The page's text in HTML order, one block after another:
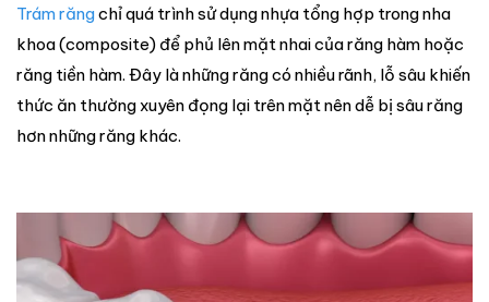
Trám răngchỉ quá trình sử dụng nhựa tổng hợp trong nha
khoa (composite) để phủ lên mặt nhai của răng hàm hoặc
răng tiền hàm. Đây là những răng có nhiều rãnh, lỗ sâu khiến
thức ăn thường xuyên đọng lại trên mặt nên dễ bị sâu răng
hơn những răng khác.